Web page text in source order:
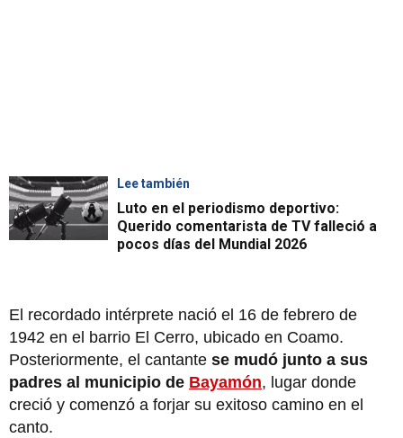
Lee también
Luto en el periodismo deportivo:
Querido comentarista de TV falleció a
pocos días del Mundial 2026
El recordado intérprete nació el 16 de febrero de
1942 en el barrio El Cerro, ubicado en Coamo.
Posteriormente, el cantante se mudó junto a sus
padres al municipio de Bayamón, lugar donde
creció y comenzó a forjar su exitoso camino en el
canto.